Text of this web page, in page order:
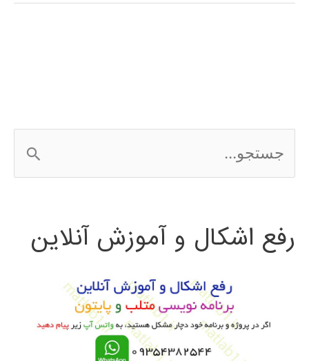
س
ج
رفع اشکال و آموزش آنلاین